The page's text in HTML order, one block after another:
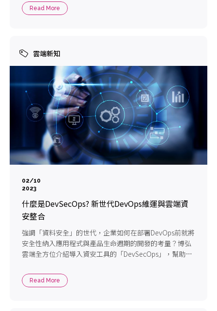
Read More
雲端新知
02/10
2023
什麼是DevSecOps? 新世代DevOps維運與雲端資
安整合
強調「資料安全」的世代，企業如何在部署DevOps前就將
安全性納入應用程式與產品生命週期的開發的考量？博弘
雲端全方位介紹導入資安工具的「DevSecOps」，幫助企
Read More